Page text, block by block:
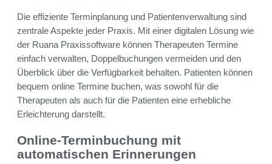
Die effiziente Terminplanung und Patientenverwaltung sind
zentrale Aspekte jeder Praxis. Mit einer digitalen Lösung wie
der Ruana Praxissoftware können Therapeuten Termine
einfach verwalten, Doppelbuchungen vermeiden und den
Überblick über die Verfügbarkeit behalten. Patienten können
bequem online Termine buchen, was sowohl für die
Therapeuten als auch für die Patienten eine erhebliche
Erleichterung darstellt.
Online-Terminbuchung mit
automatischen Erinnerungen